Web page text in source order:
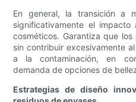
En general, la transición a
significativamente el
cosméticos. Garantiza que
sin contribuir excesivamente
a la contaminación, en
demanda de opciones de
Estrategias de diseño